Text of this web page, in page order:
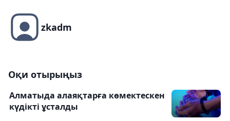
zkadm
Оқи отырыңыз
Алматыда алаяқтарға көмектескен
күдікті ұсталды